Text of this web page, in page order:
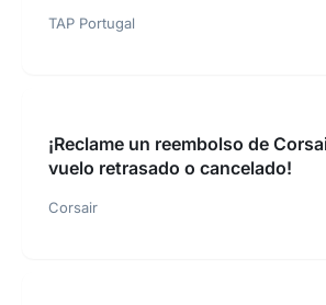
TAP Portugal
¡Reclame un reembolso de
vuelo retrasado o cancelado!
Corsair